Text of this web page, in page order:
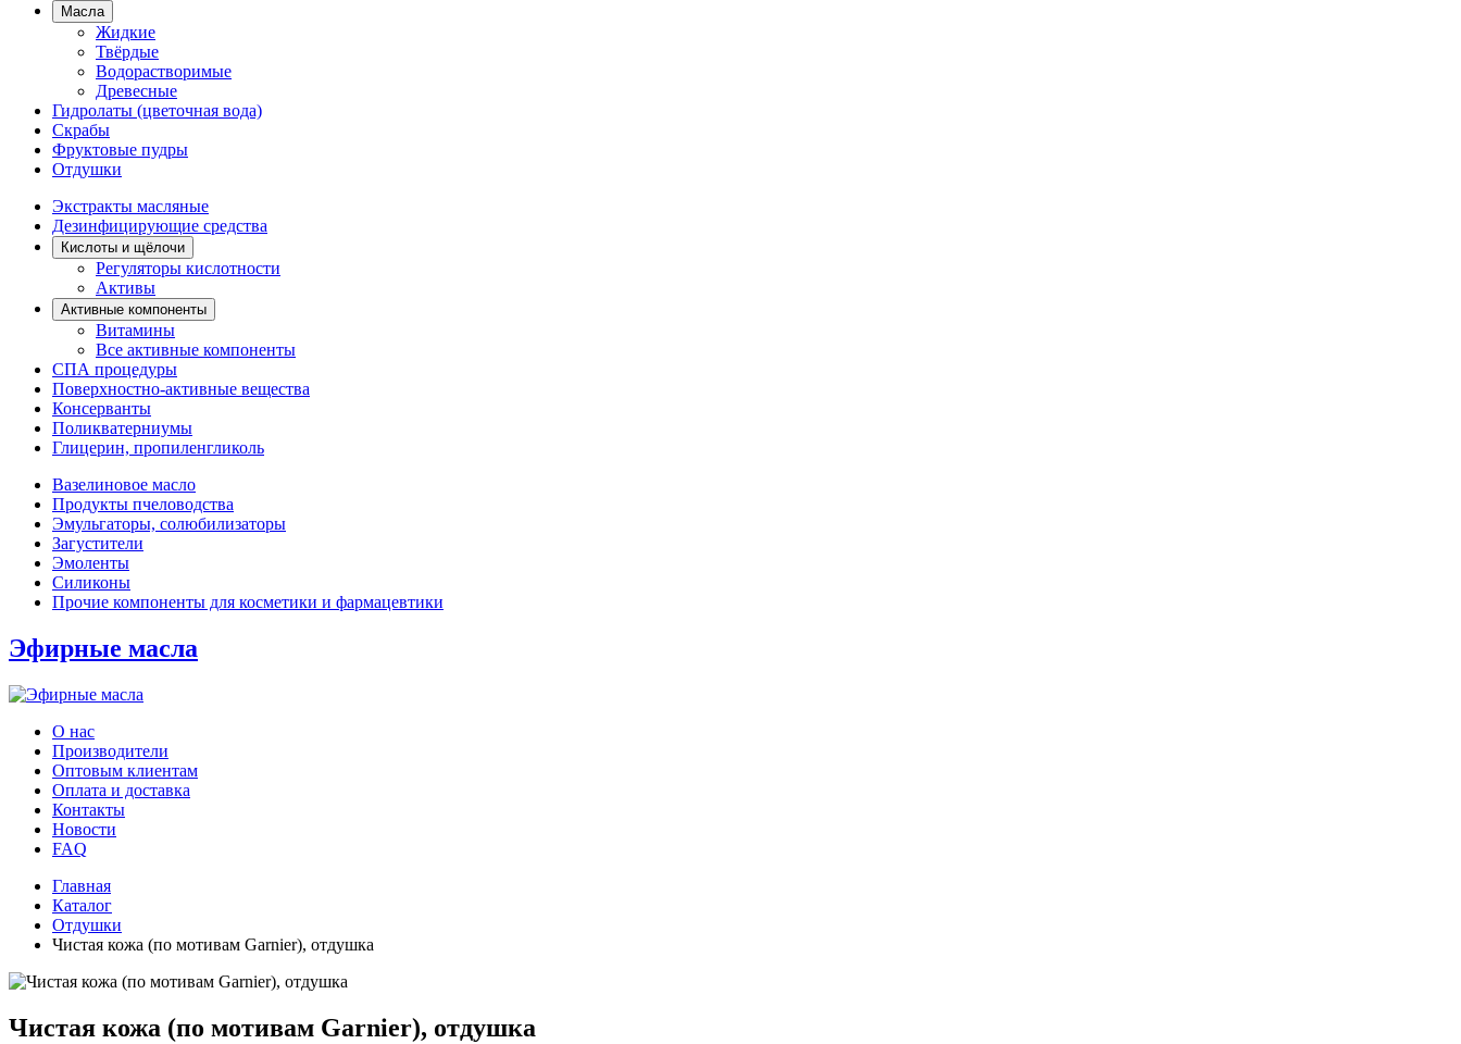
Масла
Жидкие
Твёрдые
Водорастворимые
Древесные
Гидролаты (цветочная вода)
Скрабы
Фруктовые пудры
Отдушки
Экстракты масляные
Дезинфицирующие средства
Кислоты и щёлочи
Регуляторы кислотности
Активы
Активные компоненты
Витамины
Все активные компоненты
СПА процедуры
Поверхностно-активные вещества
Консерванты
Поликватерниумы
Глицерин, пропиленгликоль
Вазелиновое масло
Продукты пчеловодства
Эмульгаторы, солюбилизаторы
Загустители
Эмоленты
Силиконы
Прочие компоненты для косметики и фармацевтики
Эфирные масла
О нас
Производители
Оптовым клиентам
Оплата и доставка
Контакты
Новости
FAQ
Главная
Каталог
Отдушки
Чистая кожа (по мотивам Garnier), отдушка
Чистая кожа (по мотивам Garnier), отдушка